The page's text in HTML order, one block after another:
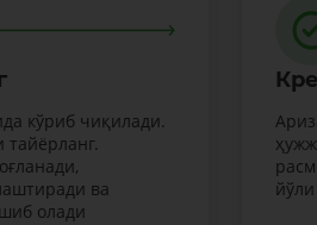
кўриб чиқилади.
ва
олади